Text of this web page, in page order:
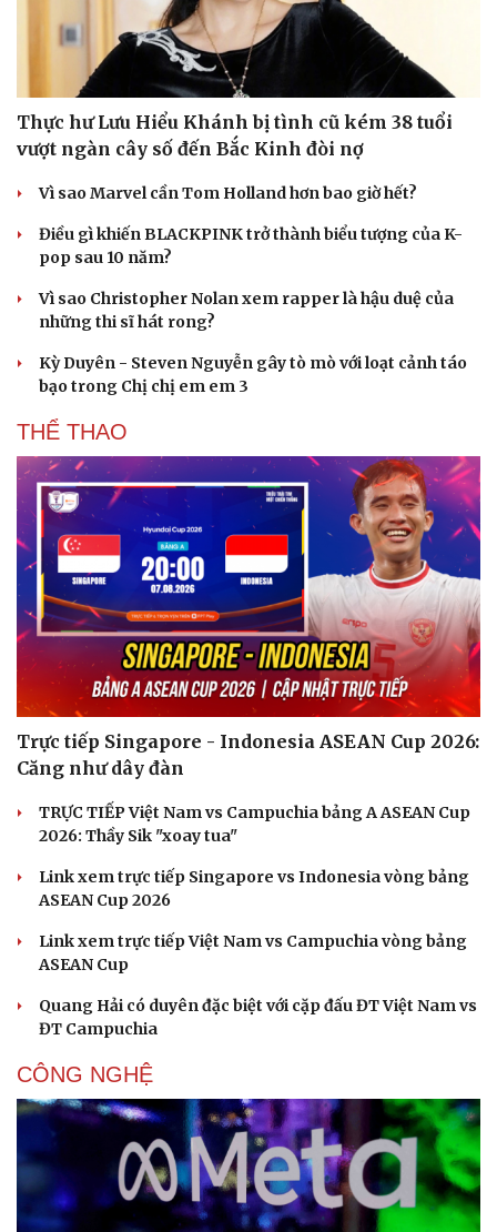
Du lịch
Tư vấn
check-in
Podcast
Kể chuyện cho bé
Hạt giống tâm hồn
Thực hư Lưu Hiểu Khánh bị tình cũ kém 38 tuổi
vượt ngàn cây số đến Bắc Kinh đòi nợ
Vì sao Marvel cần Tom Holland hơn bao giờ hết?
Điều gì khiến BLACKPINK trở thành biểu tượng của K-
pop sau 10 năm?
Vì sao Christopher Nolan xem rapper là hậu duệ của
những thi sĩ hát rong?
Kỳ Duyên - Steven Nguyễn gây tò mò với loạt cảnh táo
bạo trong Chị chị em em 3
THỂ THAO
Trực tiếp Singapore - Indonesia ASEAN Cup 2026:
Căng như dây đàn
TRỰC TIẾP Việt Nam vs Campuchia bảng A ASEAN Cup
2026: Thầy Sik "xoay tua"
Link xem trực tiếp Singapore vs Indonesia vòng bảng
ASEAN Cup 2026
Link xem trực tiếp Việt Nam vs Campuchia vòng bảng
ASEAN Cup
Quang Hải có duyên đặc biệt với cặp đấu ĐT Việt Nam vs
ĐT Campuchia
CÔNG NGHỆ